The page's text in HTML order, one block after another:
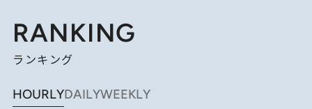
RANKING
ランキング
HOURLYDAILYWEEKLY